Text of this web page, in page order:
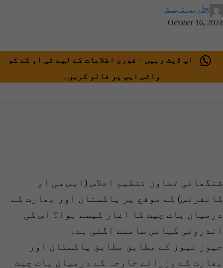
byویب ڈیسک
October 16, 2024
اپ ڈیٹ رہیں – فوری اطلاعات کے لیے ٹی او کے کو
واٹس ایپ پر فالو کریں۔
شنگھائی تعاون تنظیم اجلاس (ایس سی او
کانفرنس) کے موقع پر پاکستان اور بھارت کے
درمیان بات چیت کا آغاز کیسے ہوا؟ اس کی
اندرونی کہانی سامنے آگئی ہے۔
جیوز نیوز کے مطابق مطابق پاکستان اور
بھارت کے وزرائے خارجہ کے درمیان بات چیت